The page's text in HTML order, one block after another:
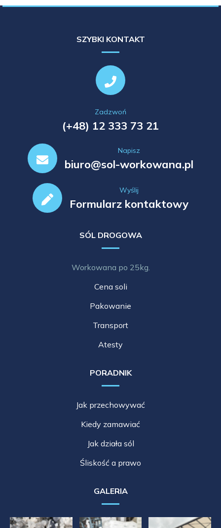
SZYBKI KONTAKT
Zadzwoń
(+48) 12 333 73 21
Napisz
biuro@sol-workowana.pl
Wyślij
Formularz kontaktowy
SÓL DROGOWA
Workowana po 25kg.
Cena soli
Pakowanie
Transport
Atesty
PORADNIK
Jak przechowywać
Kiedy zamawiać
Jak działa sól
Śliskość a prawo
GALERIA